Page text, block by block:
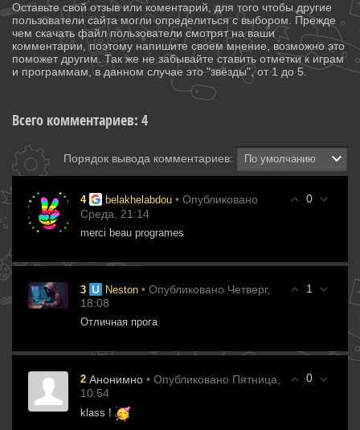
Оставьте свой отзыв или коментарий, для того чтобы другие
пользователи сайта могли определиться с выбором. Прежде
чем скачать файл пользователи смотрят на ваши
комментарии, поэтому напишите своем мнение, возможно это
поможет другим. Так же не забывайте ставить отметки к играм
и программам, в данном случае это "звёзды", от 1 до 5.
Всего комментариев: 4
Порядок вывода комментариев:
0
4 belakhelabdou • Опубликовано
Среда, 21:14
merci beau programes
1
3 Neston • Опубликовано Четверг,
18:08
Отличная прога
0
2 Анонимно • Опубликовано Пятница,
10:54
klass !